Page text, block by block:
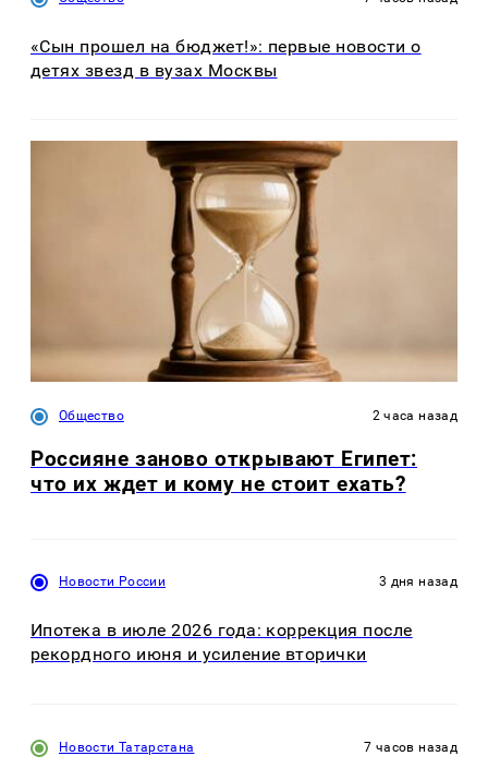
«Сын прошел на бюджет!»: первые новости о
детях звезд в вузах Москвы
Общество 2 часа назад
Россияне заново открывают Египет:
что их ждет и кому не стоит ехать?
Новости России 3 дня назад
Ипотека в июле 2026 года: коррекция после
рекордного июня и усиление вторички
Новости Татарстана 7 часов назад